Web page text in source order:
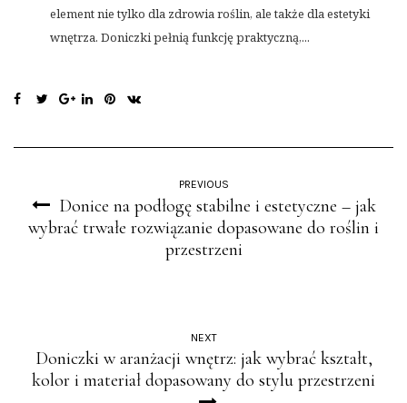
element nie tylko dla zdrowia roślin, ale także dla estetyki
wnętrza. Doniczki pełnią funkcję praktyczną,...
PREVIOUS
Donice na podłogę stabilne i estetyczne – jak
wybrać trwałe rozwiązanie dopasowane do roślin i
przestrzeni
NEXT
Doniczki w aranżacji wnętrz: jak wybrać kształt,
kolor i materiał dopasowany do stylu przestrzeni